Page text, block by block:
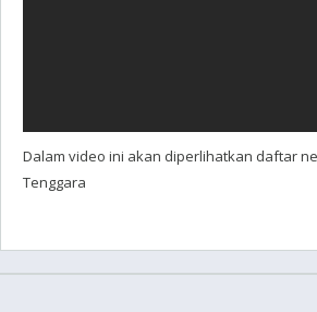
Dalam video ini akan diperlihatkan daftar
Tenggara